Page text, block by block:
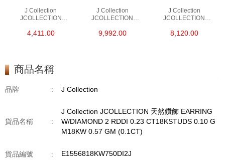
J Collection
JCOLLECTION
RDDI 0.48 CT18KR
4,411.00
J Collection
JCOLLECTION
RDDI 1.34 CT18KW
9,992.00
J Collection
JCOLLECTION
W/DIAMOND 7
8,120.00
商品名稱
品牌 : J Collection
貨品名稱 :
J Collection JCOLLECTION 天然鑽飾 EARRING
W/DIAMOND 2 RDDI 0.23 CT18KSTUDS 0.10 G
M18KW 0.57 GM (0.1CT)
貨品編號 : E1556818KW750DI2J